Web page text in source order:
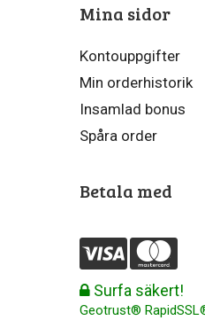
Mina sidor
Kontouppgifter
Min orderhistorik
Insamlad bonus
Spåra order
Betala med
Surfa säkert!
Geotrust®